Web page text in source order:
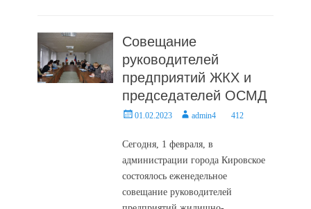
Совещание
руководителей
предприятий ЖКХ и
председателей ОСМД
Posted01.02.2023 Authoradmin4 412
Сегодня, 1 февраля, в
администрации города Кировское
состоялось еженедельное
совещание руководителей